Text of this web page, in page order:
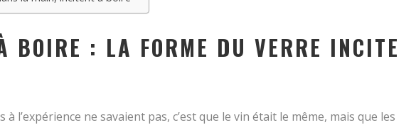
BOIRE : LA FORME DU VERRE INCITE
l’expérience ne savaient pas, c’est que le vin était le même, mais que les